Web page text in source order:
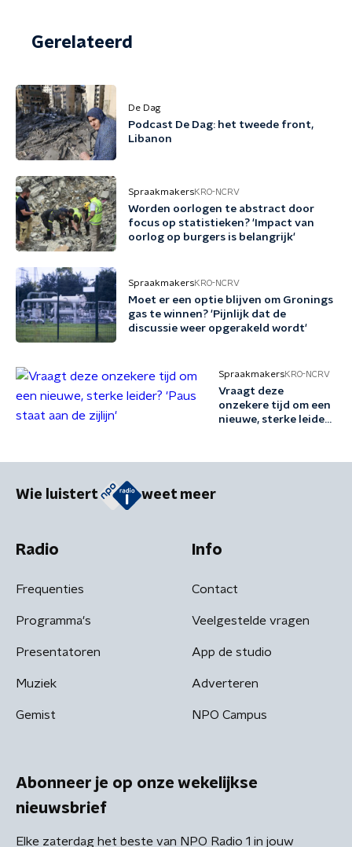
Gerelateerd
De Dag
Podcast De Dag: het tweede front,
Libanon
SpraakmakersKRO-NCRV
Worden oorlogen te abstract door
focus op statistieken? 'Impact van
oorlog op burgers is belangrijk'
SpraakmakersKRO-NCRV
Moet er een optie blijven om Gronings
gas te winnen? 'Pijnlijk dat de
discussie weer opgerakeld wordt'
SpraakmakersKRO-NCRV
Vraagt deze
onzekere tijd om een
nieuwe, sterke leider?
Wie luistert weet meer
Radio
Frequenties
Programma's
Presentatoren
Muziek
Gemist
Info
Contact
Veelgestelde vragen
App de studio
Adverteren
NPO Campus
Abonneer je op onze wekelijkse
nieuwsbrief
Elke zaterdag het beste van NPO Radio 1 in jouw